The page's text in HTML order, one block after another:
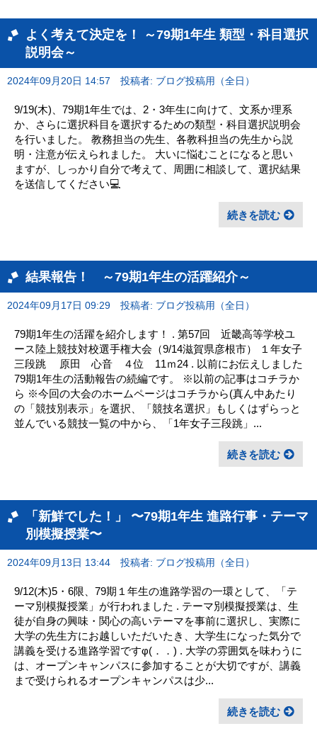
よく考えて決定を！ ～79期1年生 類型・科目選択
説明会～
2024年09月20日 14:57 投稿者: ブログ投稿用（全日）
9/19(木)、79期1年生では、2・3年生に向けて、文系か理系
か、さらに選択科目を選択するための類型・科目選択説明会
を行いました。 教務担当の先生、各教科担当の先生から説
明・注意が伝えられました。 大いに悩むことになると思い
ますが、しっかり自分で考えて、周囲に相談して、選択結果
を送信してください💻
続きを読む
結果報告！ ～79期1年生の活躍紹介～
2024年09月17日 09:29 投稿者: ブログ投稿用（全日）
79期1年生の活躍を紹介します！ . 第57回 近畿高等学校ユ
ース陸上競技対校選手権大会（9/14滋賀県彦根市） １年女子
三段跳 原田 心音 ４位 11ｍ24 . 以前にお伝えしました
79期1年生の活動報告の続編です。 ※以前の記事はコチラか
ら ※今回の大会のホームページはコチラから(真ん中あたり
の「競技別表示」を選択、「競技名選択」もしくはずらっと
並んでいる競技一覧の中から、「1年女子三段跳」...
続きを読む
「新鮮でした！」 〜79期1年生 進路行事・テーマ
別模擬授業〜
2024年09月13日 13:44 投稿者: ブログ投稿用（全日）
9/12(木)5・6限、79期１年生の進路学習の一環として、「テ
ーマ別模擬授業」が行われました . テーマ別模擬授業は、生
徒が自身の興味・関心の高いテーマを事前に選択し、実際に
大学の先生方にお越しいただいたき、大学生になった気分で
講義を受ける進路学習ですφ(．．) . 大学の雰囲気を味わうに
は、オープンキャンパスに参加することが大切ですが、講義
まで受けられるオープンキャンパスは少...
続きを読む